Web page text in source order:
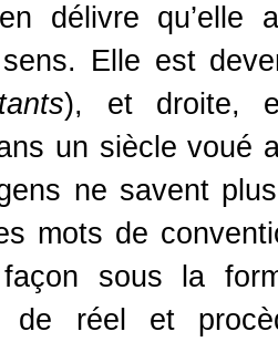
délivre qu’elle
Elle est
), et droite,
un siècle voué
ne savent
mots de
sous la
de réel et